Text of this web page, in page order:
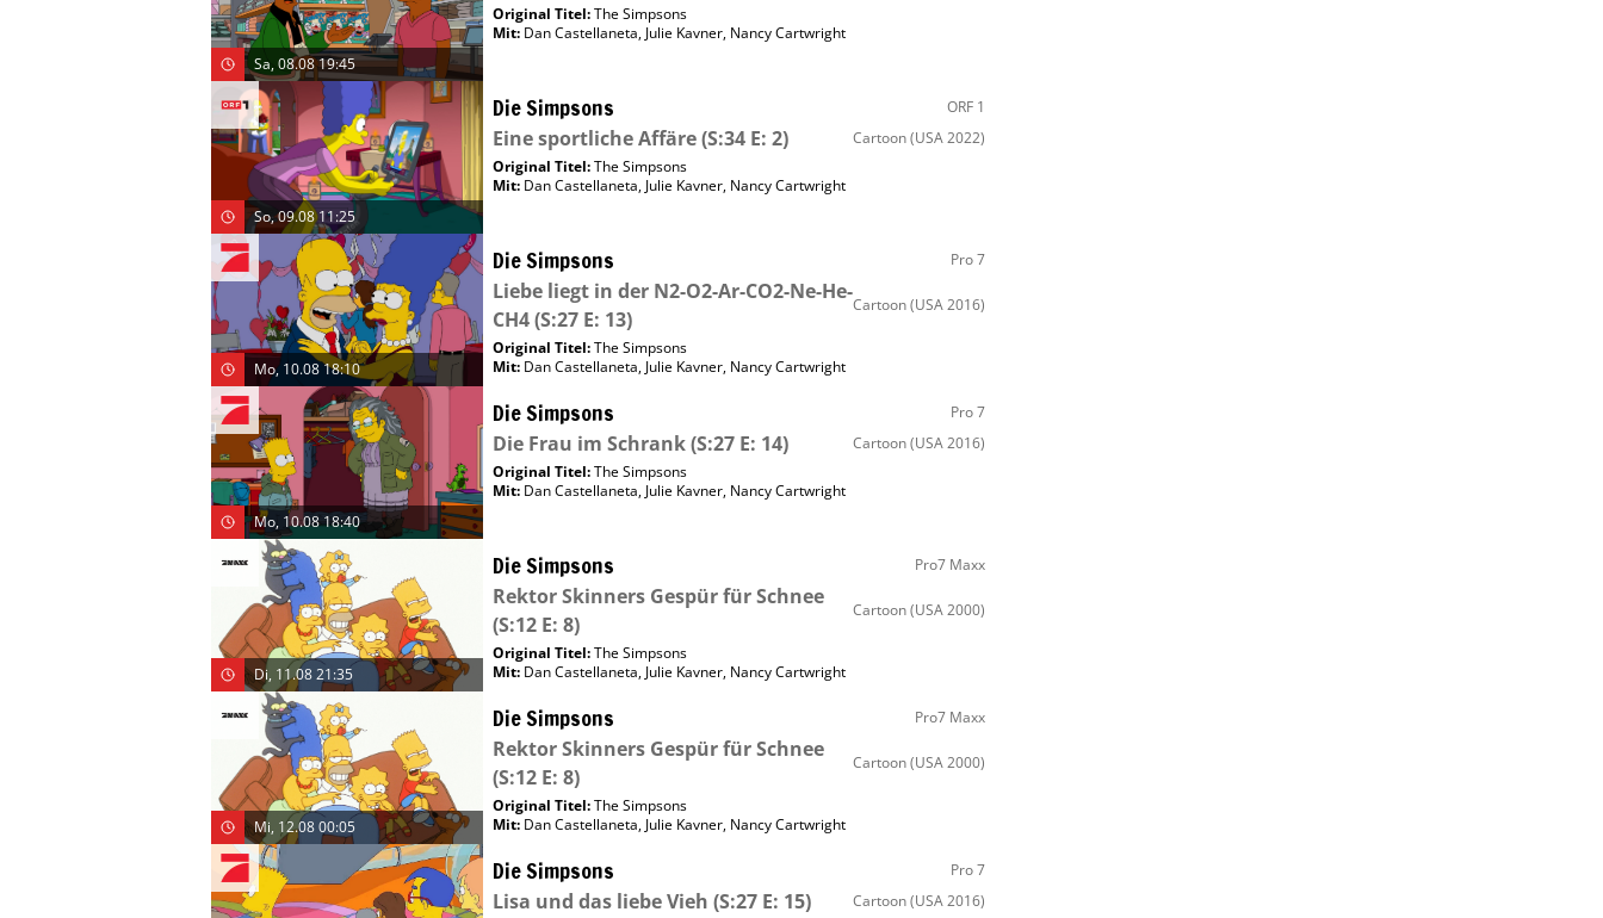
Sa, 08.08 19:45
Original Titel:The Simpsons
Mit: Dan Castellaneta, Julie Kavner, Nancy Cartwright
So, 09.08 11:25
Die Simpsons ORF 1
Eine sportliche Affäre(S:34 E: 2) Cartoon(USA 2022)
Original Titel:The Simpsons
Mit: Dan Castellaneta, Julie Kavner, Nancy Cartwright
Mo, 10.08 18:10
Die Simpsons Pro 7
Liebe liegt in der N2-O2-Ar-CO2-Ne-He-
CH4(S:27 E: 13)
Cartoon(USA 2016)
Original Titel:The Simpsons
Mit: Dan Castellaneta, Julie Kavner, Nancy Cartwright
Mo, 10.08 18:40
Die Simpsons Pro 7
Die Frau im Schrank(S:27 E: 14) Cartoon(USA 2016)
Original Titel:The Simpsons
Mit: Dan Castellaneta, Julie Kavner, Nancy Cartwright
Di, 11.08 21:35
Die Simpsons Pro7 Maxx
Rektor Skinners Gespür für Schnee
(S:12 E: 8)
Cartoon(USA 2000)
Original Titel:The Simpsons
Mit: Dan Castellaneta, Julie Kavner, Nancy Cartwright
Mi, 12.08 00:05
Die Simpsons Pro7 Maxx
Rektor Skinners Gespür für Schnee
(S:12 E: 8)
Cartoon(USA 2000)
Original Titel:The Simpsons
Mit: Dan Castellaneta, Julie Kavner, Nancy Cartwright
Die Simpsons Pro 7
Lisa und das liebe Vieh (S:27 E: 15) Cartoon(USA 2016)